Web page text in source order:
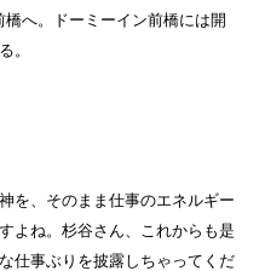
へ。ドーミーイン前橋には開
。
を、そのまま仕事のエネルギー
よね。杉谷さん、これからも是
仕事ぶりを披露しちゃってくだ